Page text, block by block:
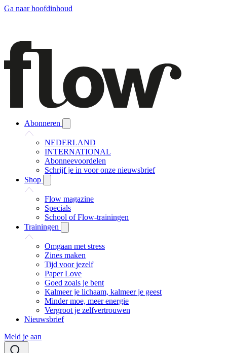
Ga naar hoofdinhoud
Abonneren
NEDERLAND
INTERNATIONAL
Abonneevoordelen
Schrijf je in voor onze nieuwsbrief
Shop
Flow magazine
Specials
School of Flow-trainingen
Trainingen
Omgaan met stress
Zines maken
Tijd voor jezelf
Paper Love
Goed zoals je bent
Kalmeer je lichaam, kalmeer je geest
Minder moe, meer energie
Vergroot je zelfvertrouwen
Nieuwsbrief
Meld je aan